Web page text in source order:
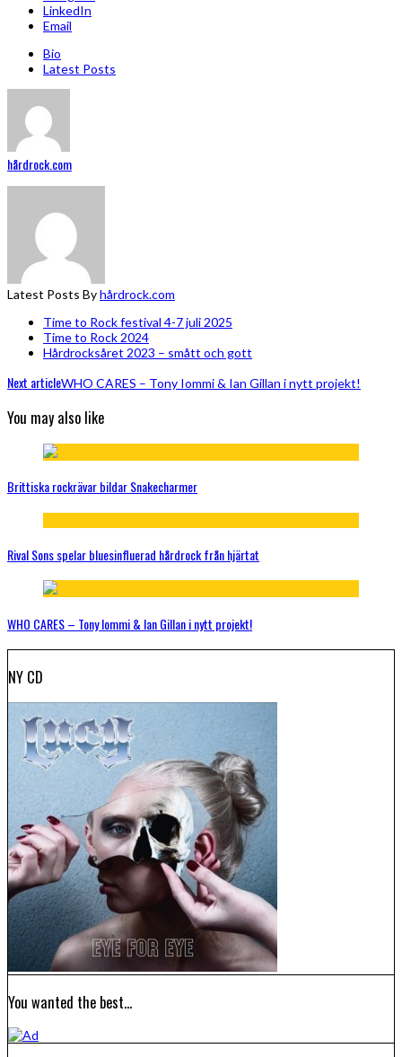
LinkedIn
Email
Bio
Latest Posts
hårdrock.com
Latest Posts Byhårdrock.com
Time to Rock festival 4-7 juli 2025
Time to Rock 2024
Hårdrocksåret 2023 – smått och gott
Next articleWHO CARES – Tony Iommi & Ian Gillan i nytt projekt!
You may also like
Brittiska rockrävar bildar Snakecharmer
Rival Sons spelar bluesinfluerad hårdrock från hjärtat
WHO CARES – Tony Iommi & Ian Gillan i nytt projekt!
NY CD
You wanted the best…